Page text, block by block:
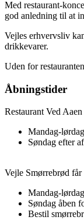
Med restaurant-
god anledning til at
Vejles erhvervsliv
drikkevarer.
Uden for
Åbningstider
Restaurant Ved
Mandag-
Søndag efter
Vejle Smørrebrød
Mandag-
Søndag åben
Bestil